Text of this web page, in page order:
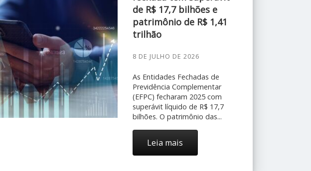
de R$ 17,7 bilhões e
patrimônio de R$ 1,41
trilhão
8 DE JULHO DE 2026
As Entidades Fechadas de
Previdência Complementar
(EFPC) fecharam 2025 com
superávit líquido de R$ 17,7
bilhões. O patrimônio das...
Leia mais